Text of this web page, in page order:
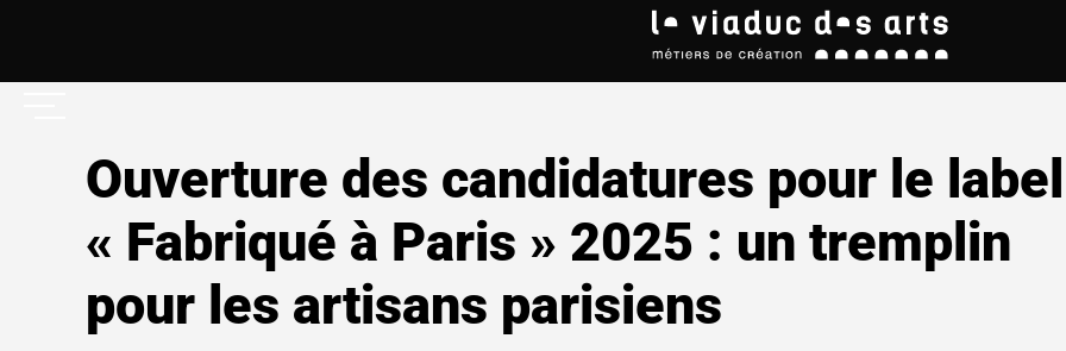
Ouverture des candidatures pour le label
« Fabriqué à Paris » 2025 : un tremplin
pour les artisans parisiens